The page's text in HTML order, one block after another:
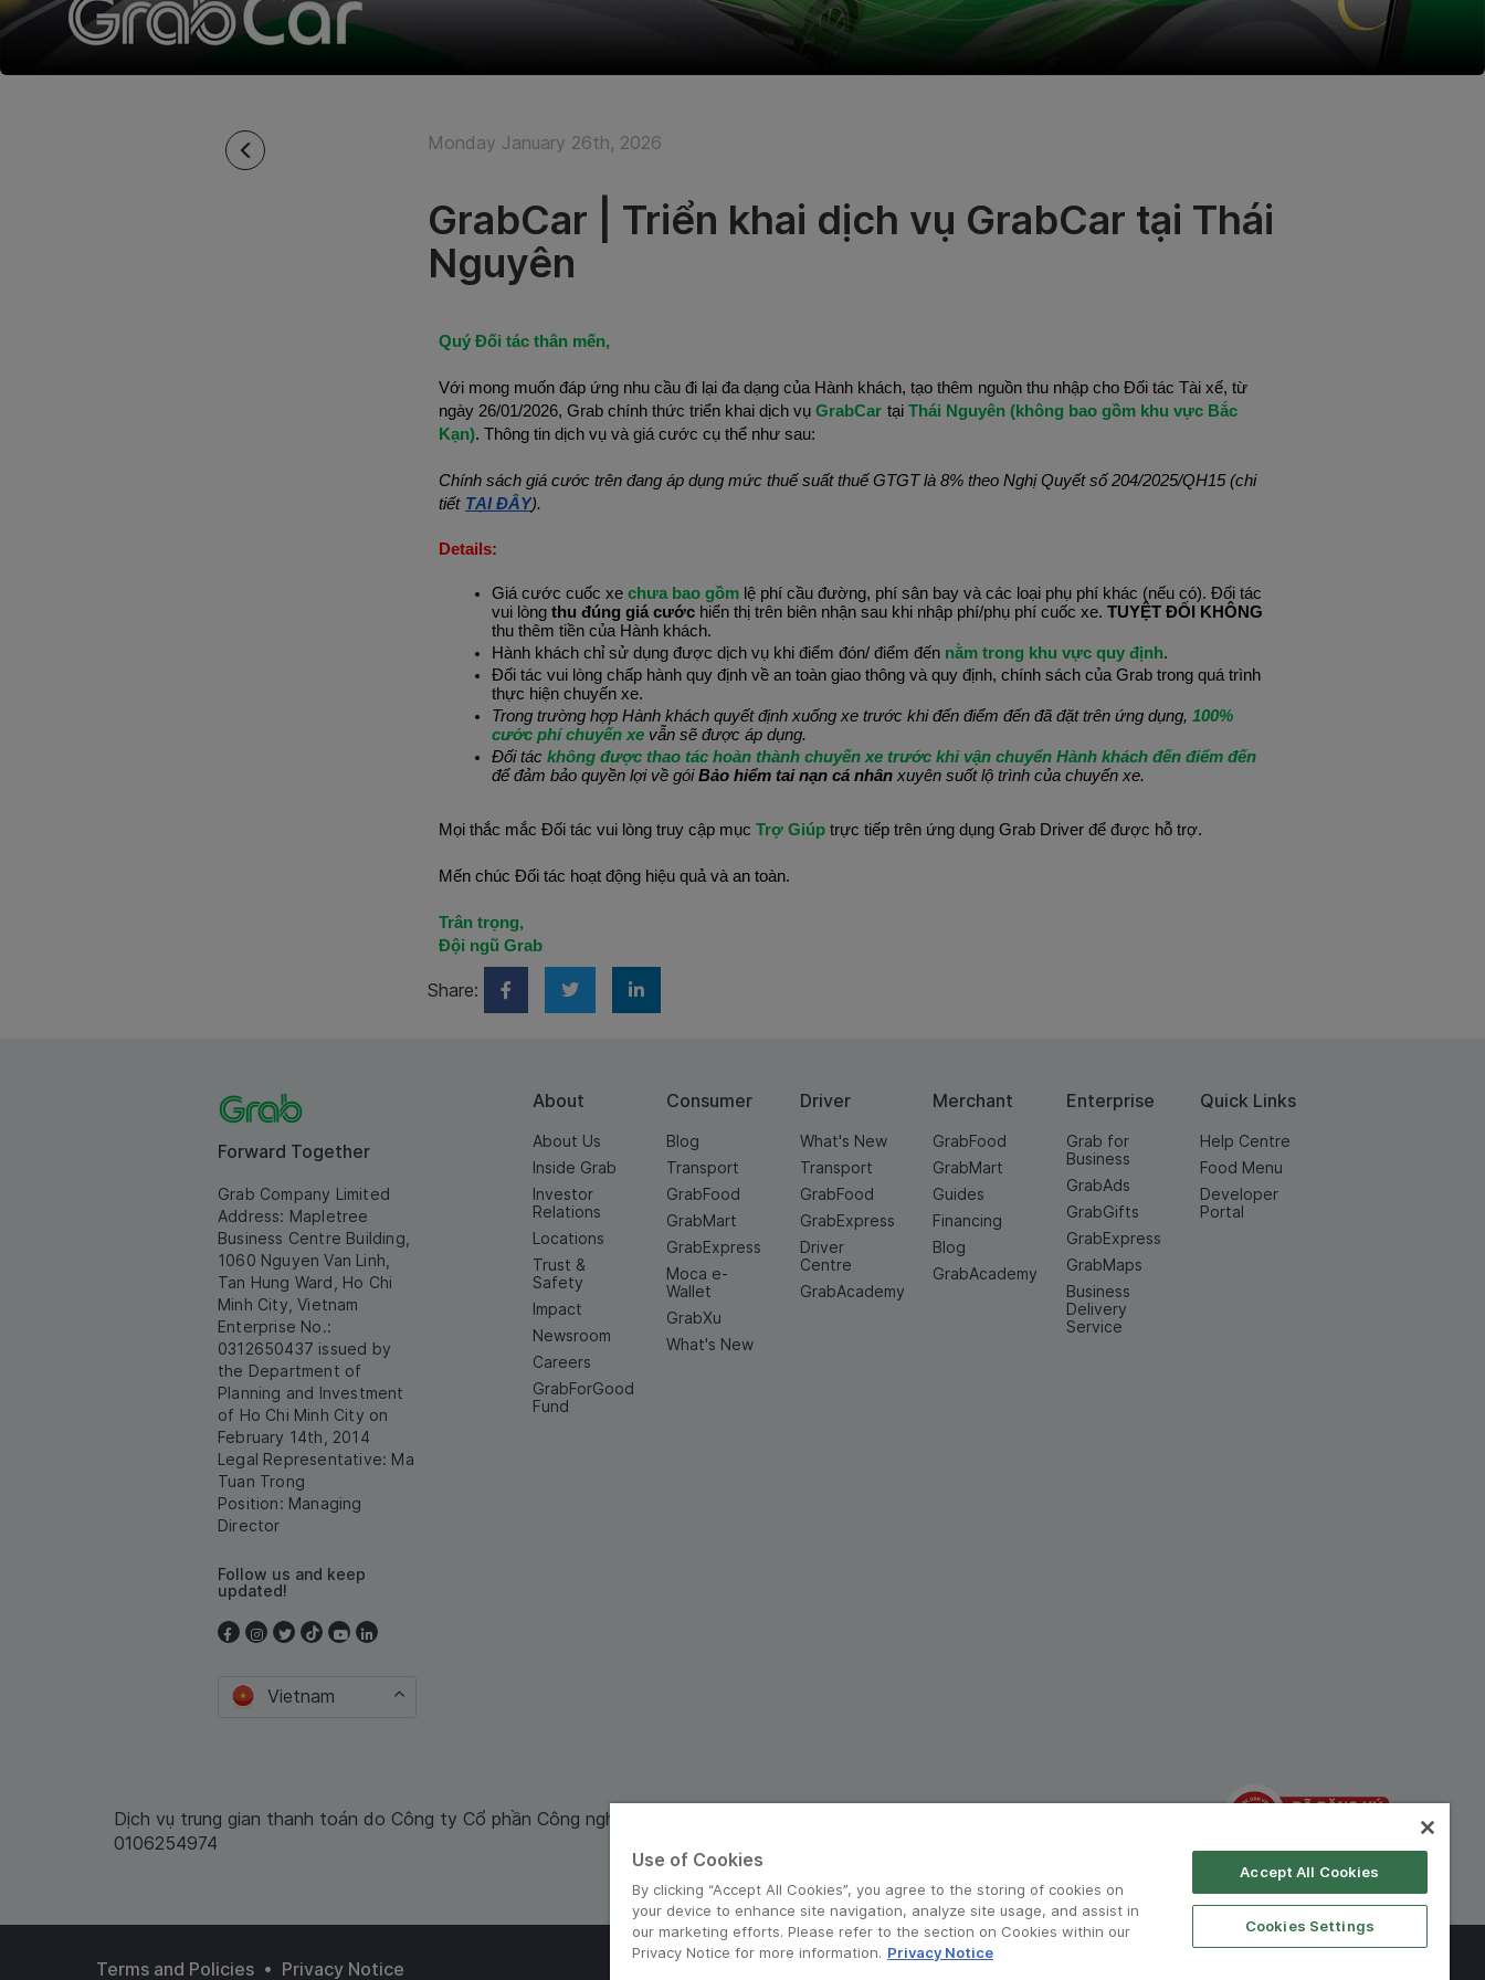
Monday January 26th, 2026
GrabCar | Triển khai dịch vụ GrabCar tại Thái
Nguyên
Quý Đối tác thân mến,
Với mong muốn đáp ứng nhu cầu đi lại đa dạng của Hành khách, tạo thêm nguồn thu nhập cho Đối tác Tài xế, từ
ngày 26/01/2026, Grab chính thức triển khai dịch vụ GrabCar tại Thái Nguyên (không bao gồm khu vực Bắc
Kạn). Thông tin dịch vụ và giá cước cụ thể như sau:
Chính sách giá cước trên đang áp dụng mức thuế suất thuế GTGT là 8% theo Nghị Quyết số 204/2025/QH15 (chi
tiết TẠI ĐÂY).
Details:
Giá cước cuốc xe chưa bao gồm lệ phí cầu đường, phí sân bay và các loại phụ phí khác (nếu có). Đối tác
vui lòng thu đúng giá cước hiển thị trên biên nhận sau khi nhập phí/phụ phí cuốc xe. TUYỆT ĐỐI KHÔNG
thu thêm tiền của Hành khách.
Hành khách chỉ sử dụng được dịch vụ khi điểm đón/ điểm đến nằm trong khu vực quy định.
Đối tác vui lòng chấp hành quy định về an toàn giao thông và quy định, chính sách của Grab trong quá trình
thực hiện chuyến xe.
Trong trường hợp Hành khách quyết định xuống xe trước khi đến điểm đến đã đặt trên ứng dụng, 100%
cước phí chuyến xe vẫn sẽ được áp dụng.
Đối tác không được thao tác hoàn thành chuyến xe trước khi vận chuyển Hành khách đến điểm đến
để đảm bảo quyền lợi về gói Bảo hiểm tai nạn cá nhân xuyên suốt lộ trình của chuyến xe.
Mọi thắc mắc Đối tác vui lòng truy cập mục Trợ Giúp trực tiếp trên ứng dụng Grab Driver để được hỗ trợ.
Mến chúc Đối tác hoạt động hiệu quả và an toàn.
Trân trọng,
Đội ngũ Grab
Share:
Forward Together
Grab Company Limited
Address: Mapletree
Business Centre Building,
1060 Nguyen Van Linh,
Tan Hung Ward, Ho Chi
Minh City, Vietnam
Enterprise No.:
0312650437 issued by
the Department of
Planning and Investment
of Ho Chi Minh City on
February 14th, 2014
Legal Representative: Ma
Tuan Trong
Position: Managing
Director
Follow us and keep
updated!
Vietnam
About
About Us
Inside Grab
Investor
Relations
Locations
Trust &
Safety
Impact
Newsroom
Careers
GrabForGood
Fund
Consumer
Blog
Transport
GrabFood
GrabMart
GrabExpress
Moca e-
Wallet
GrabXu
What's New
Driver
What's New
Transport
GrabFood
GrabExpress
Driver
Centre
GrabAcademy
Merchant
GrabFood
GrabMart
Guides
Financing
Blog
GrabAcademy
Enterprise
Grab for
Business
GrabAds
GrabGifts
GrabExpress
GrabMaps
Business
Delivery
Service
Quick Links
Help Centre
Food Menu
Developer
Portal
Dịch vụ trung gian thanh toán do Công ty Cổ phần Công nghệ và Dịch Vụ Moca cung cấp. Mã số doanh nghiệp:
0106254974
Terms and Policies • Privacy Notice
Use of Cookies
By clicking “Accept All Cookies”, you agree to the storing of cookies on
your device to enhance site navigation, analyze site usage, and assist in
our marketing efforts. Please refer to the section on Cookies within our
Privacy Notice for more information. Privacy Notice
Accept All Cookies
Cookies Settings